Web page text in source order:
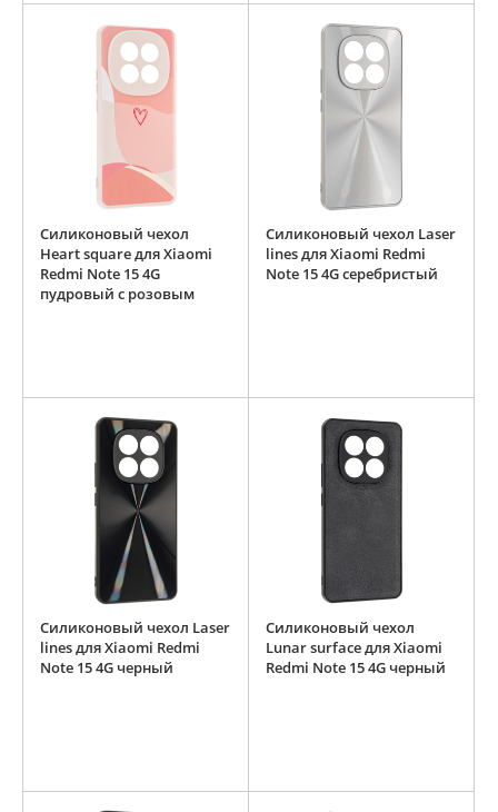
Силиконовый чехол
Heart square для Xiaomi
Redmi Note 15 4G
пудровый с розовым
Силиконовый чехол Laser
lines для Xiaomi Redmi
Note 15 4G серебристый
Силиконовый чехол Laser
lines для Xiaomi Redmi
Note 15 4G черный
Силиконовый чехол
Lunar surface для Xiaomi
Redmi Note 15 4G черный